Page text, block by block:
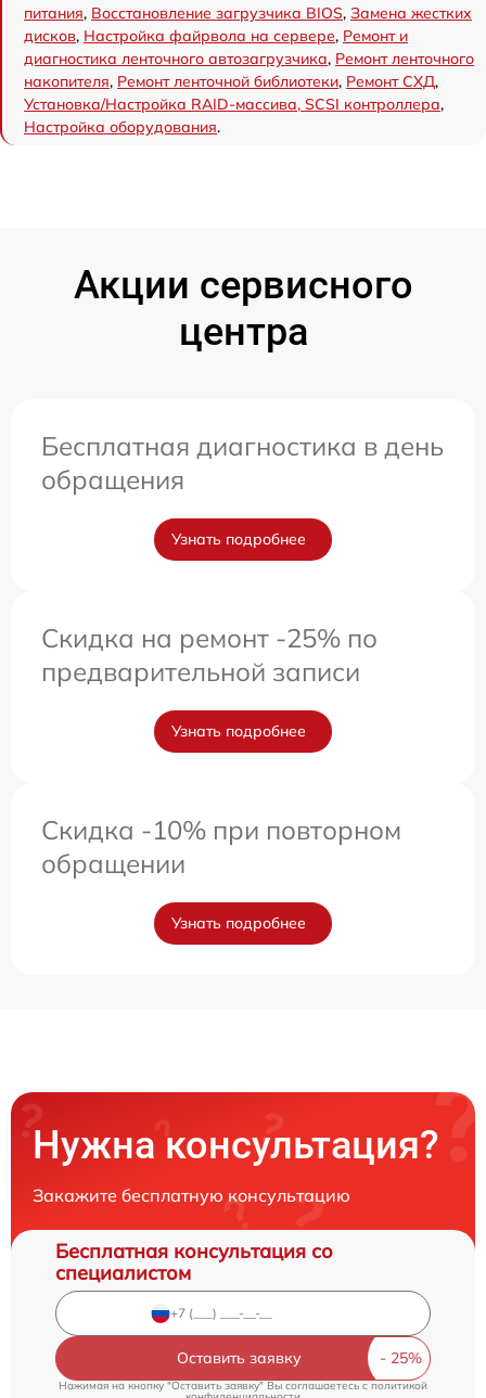
питания, Восстановление загрузчика BIOS, Замена жестких
дисков, Настройка файрвола на сервере, Ремонт и
диагностика ленточного автозагрузчика, Ремонт ленточного
накопителя, Ремонт ленточной библиотеки, Ремонт СХД,
Установка/Настройка RAID-массива, SCSI контроллера,
Настройка оборудования.
Акции сервисного
центра
Бесплатная диагностика в день
обращения
Узнать подробнее
Скидка на ремонт -25% по
предварительной записи
Узнать подробнее
Скидка -10% при повторном
обращении
Узнать подробнее
Нужна консультация?
Закажите бесплатную консультацию
Бесплатная консультация со
специалистом
Оставить заявку
Нажимая на кнопку "Оставить заявку" Вы соглашаетесь cполитикой